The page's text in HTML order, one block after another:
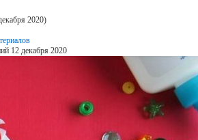
2020)
12 декабря 2020